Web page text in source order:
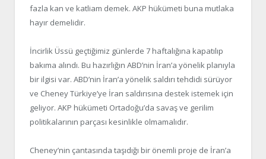
fazla kan ve katliam demek. AKP hükümeti buna mutlaka
hayır demelidir.
İncirlik Üssü geçtiğimiz günlerde 7 haftalığına kapatılıp
bakıma alındı. Bu hazırlığın ABD’nin İran’a yönelik planıyla
bir ilgisi var. ABD’nin İran’a yönelik saldırı tehdidi sürüyor
ve Cheney Türkiye’ye İran saldırısına destek istemek için
geliyor. AKP hükümeti Ortadoğu’da savaş ve gerilim
politikalarının parçası kesinlikle olmamalıdır.
Cheney’nin çantasında taşıdığı bir önemli proje de İran’a